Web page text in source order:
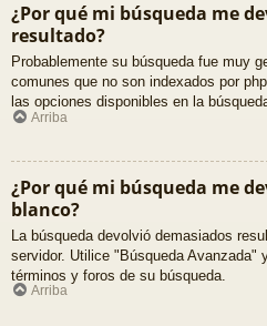
¿Por qué mi búsqueda me
resultado?
Probablemente su búsqueda fue muy
comunes que no son indexados por
las opciones disponibles en la
Arriba
¿Por qué mi búsqueda me
blanco?
La búsqueda devolvió demasiados
servidor. Utilice "Búsqueda Avanzada"
términos y foros de su búsqueda.
Arriba